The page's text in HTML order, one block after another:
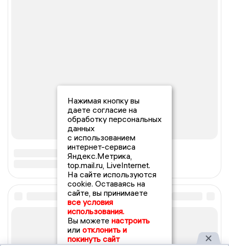
Нажимая кнопку вы
даете согласие на
обработку персональных
данных
с использованием
интернет-сервиса
Яндекс.Метрика,
top.mail.ru, LiveInternet.
На сайте используются
cookie. Оставаясь на
сайте, вы принимаете
все условия
использования.
Вы можете настроить
или отклонить и
покинуть сайт